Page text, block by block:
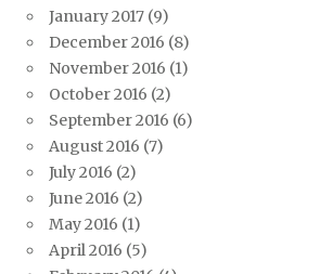
January 2017 (9)
December 2016 (8)
November 2016 (1)
October 2016 (2)
September 2016 (6)
August 2016 (7)
July 2016 (2)
June 2016 (2)
May 2016 (1)
April 2016 (5)